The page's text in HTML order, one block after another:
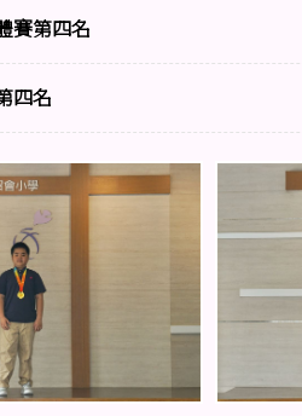
賽第四名
四名